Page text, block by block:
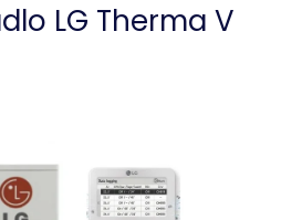
LG Therma V